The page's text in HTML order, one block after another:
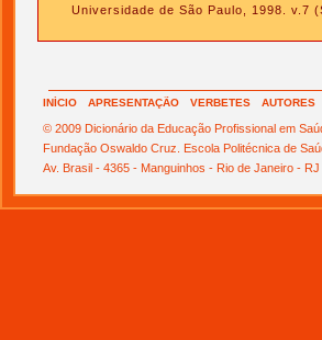
Universidade de São Paulo, 1998. v.7
INÍCIO APRESENTAÇÃO VERBETES AUTORES
© 2009 Dicionário da Educação Profissional em
Fundação Oswaldo Cruz. Escola Politécnica de
Av. Brasil - 4365 - Manguinhos - Rio de Janeiro -